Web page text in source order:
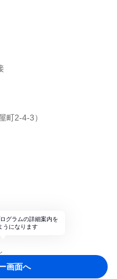
町2-4-3）
グラムの詳細案内を
うになります
画面へ